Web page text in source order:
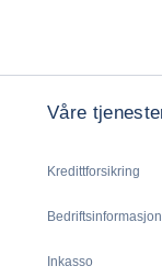
Våre
Kredittforsikring
Bedriftsinformasjon
Inkasso